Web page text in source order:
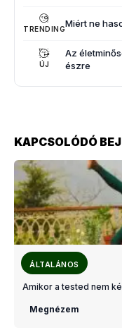
TRENDINGMiért ne
ÚJ
Az
észre
KAPCSOLÓDÓ
ÁLTALÁNOS
Amikor a tested nem
Megnézem